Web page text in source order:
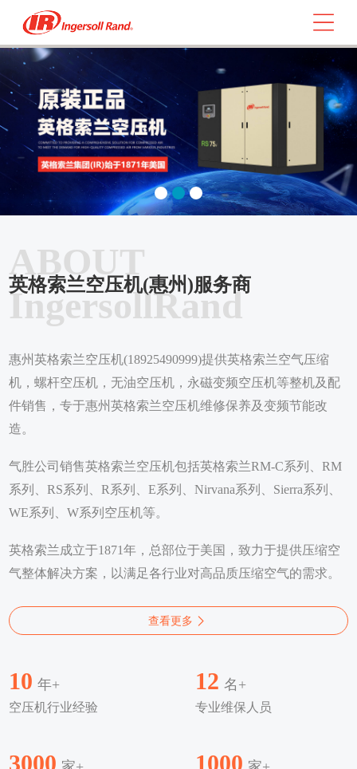
ABOUT
IngersollRand
英格索兰空压机(惠州)服务商
惠州英格索兰空压机(18925490999)提供英格索兰空气压缩
机，螺杆空压机，无油空压机，永磁变频空压机等整机及配
件销售，专于惠州英格索兰空压机维修保养及变频节能改
造。
气胜公司销售英格索兰空压机包括英格索兰RM-C系列、RM
系列、RS系列、R系列、E系列、Nirvana系列、Sierra系列、
WE系列、W系列空压机等。
英格索兰成立于1871年，总部位于美国，致力于提供压缩空
气整体解决方案，以满足各行业对高品质压缩空气的需求。
查看更多
10 年+
空压机行业经验
12 名+
专业维保人员
3000 1000